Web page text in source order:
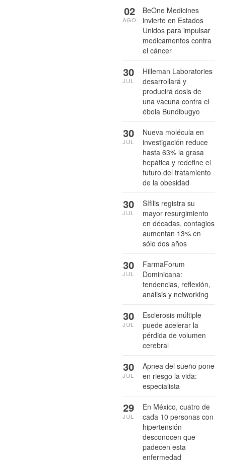
BeOne Medicines
invierte en Estados
Unidos para impulsar
medicamentos contra
el cáncer
02
AGO
Hilleman Laboratories
desarrollará y
producirá dosis de
una vacuna contra el
ébola Bundibugyo
30
JUL
Nueva molécula en
investigación reduce
hasta 63% la grasa
hepática y redefine el
futuro del tratamiento
de la obesidad
30
JUL
Sífilis registra su
mayor resurgimiento
en décadas, contagios
aumentan 13% en
sólo dos años
30
JUL
FarmaForum
Dominicana:
tendencias, reflexión,
análisis y networking
30
JUL
Esclerosis múltiple
puede acelerar la
pérdida de volumen
cerebral
30
JUL
Apnea del sueño pone
en riesgo la vida:
especialista
30
JUL
En México, cuatro de
cada 10 personas con
hipertensión
desconocen que
padecen esta
enfermedad
29
JUL